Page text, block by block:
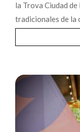
la Trova Ciudad
tradicionales de la